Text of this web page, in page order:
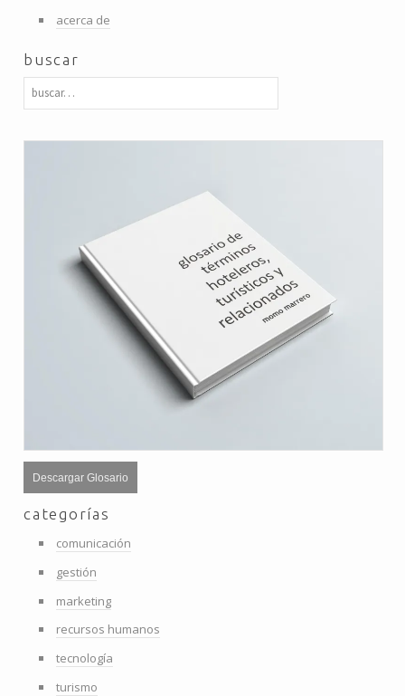
acerca de
buscar
Descargar Glosario
categorías
comunicación
gestión
marketing
recursos humanos
tecnología
turismo